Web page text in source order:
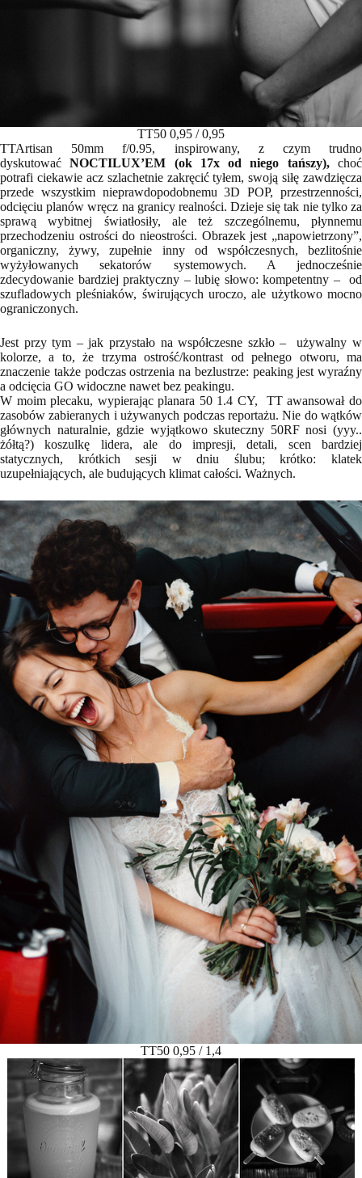
TT50 0,95 / 0,95
TTArtisan 50mm f/0.95, inspirowany, z czym trudno
dyskutowaćNOCTILUX’EM (ok 17x od niego tańszy),choć
potrafi ciekawie acz szlachetnie zakręcić tyłem, swoją siłę zawdzięcza
przede wszystkim nieprawdopodobnemu 3D POP, przestrzenności,
odcięciu planów wręcz na granicy realności. Dzieje się tak nie tylko za
sprawą wybitnej światłosiły, ale też szczególnemu, płynnemu
przechodzeniu ostrości do nieostrości. Obrazek jest „napowietrzony”,
organiczny, żywy, zupełnie inny od współczesnych, bezlitośnie
wyżyłowanych sekatorów systemowych. A jednocześnie
zdecydowanie bardziej praktyczny – lubię słowo: kompetentny – od
szufladowych pleśniaków, świrujących uroczo, ale użytkowo mocno
ograniczonych.
Jest przy tym – jak przystało na współczesne szkło – używalny w
kolorze, a to, że trzyma ostrość/kontrast od pełnego otworu, ma
znaczenie także podczas ostrzenia na bezlustrze: peaking jest wyraźny
a odcięcia GO widoczne nawet bez peakingu.
W moim plecaku, wypierając planara 50 1.4 CY, TT awansował do
zasobów zabieranych i używanych podczas reportażu. Nie do wątków
głównych naturalnie, gdzie wyjątkowo skuteczny 50RF nosi (yyy..
żółtą?) koszulkę lidera, ale do impresji, detali, scen bardziej
statycznych, krótkich sesji w dniu ślubu; krótko: klatek
uzupełniających, ale budujących klimat całości. Ważnych.
TT50 0,95 / 1,4